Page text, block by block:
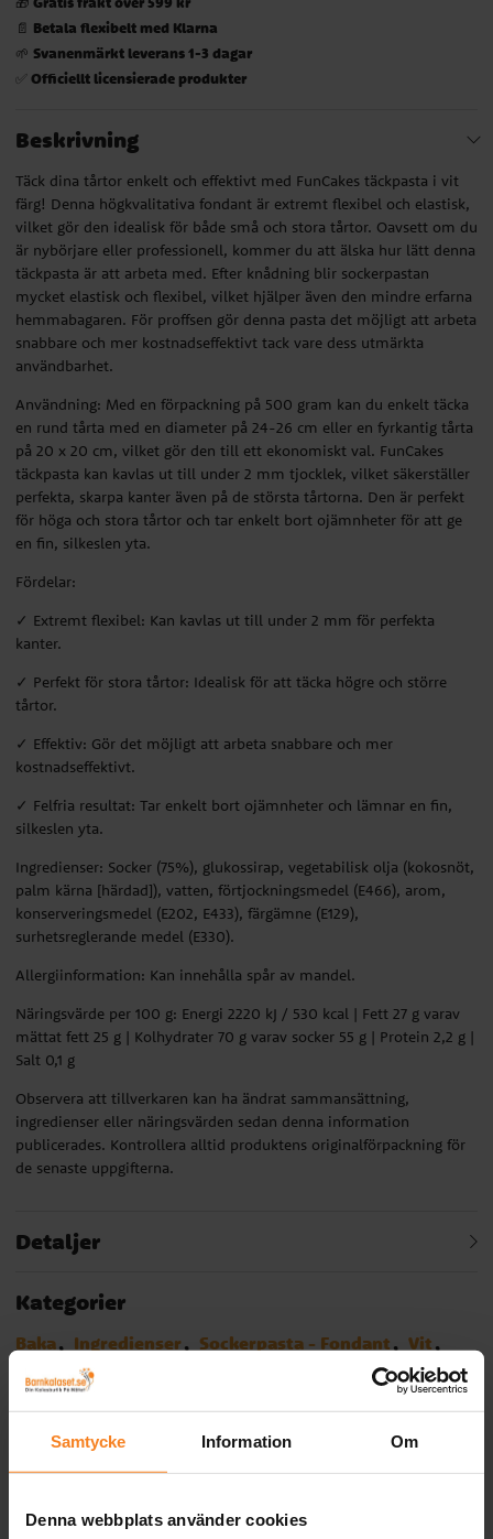
Samtycke Information Om
Denna webbplats använder cookies
📄 Betala flexibelt med Klarna
🌱 Svanenmärkt leverans 1-3 dagar
✅ Officiellt licensierade produkter
Beskrivning
Täck dina tårtor enkelt och effektivt med FunCakes täckpasta i vit
färg! Denna högkvalitativa fondant är extremt flexibel och elastisk,
vilket gör den idealisk för både små och stora tårtor. Oavsett om du
är nybörjare eller professionell, kommer du att älska hur lätt denna
täckpasta är att arbeta med. Efter knådning blir sockerpastan
mycket elastisk och flexibel, vilket hjälper även den mindre erfarna
hemmabagaren. För proffsen gör denna pasta det möjligt att arbeta
snabbare och mer kostnadseffektivt tack vare dess utmärkta
användbarhet.
Användning: Med en förpackning på 500 gram kan du enkelt täcka
en rund tårta med en diameter på 24-26 cm eller en fyrkantig tårta
på 20 x 20 cm, vilket gör den till ett ekonomiskt val. FunCakes
täckpasta kan kavlas ut till under 2 mm tjocklek, vilket säkerställer
perfekta, skarpa kanter även på de största tårtorna. Den är perfekt
för höga och stora tårtor och tar enkelt bort ojämnheter för att ge
en fin, silkeslen yta.
Fördelar:
✓ Extremt flexibel: Kan kavlas ut till under 2 mm för perfekta
kanter.
✓ Perfekt för stora tårtor: Idealisk för att täcka högre och större
tårtor.
✓ Effektiv: Gör det möjligt att arbeta snabbare och mer
kostnadseffektivt.
✓ Felfria resultat: Tar enkelt bort ojämnheter och lämnar en fin,
silkeslen yta.
Ingredienser: Socker (75%), glukossirap, vegetabilisk olja (kokosnöt,
palm kärna [härdad]), vatten, förtjockningsmedel (E466), arom,
konserveringsmedel (E202, E433), färgämne (E129),
surhetsreglerande medel (E330).
Allergiinformation: Kan innehålla spår av mandel.
Näringsvärde per 100 g: Energi 2220 kJ / 530 kcal | Fett 27 g varav
mättat fett 25 g | Kolhydrater 70 g varav socker 55 g | Protein 2,2 g |
Salt 0,1 g
Observera att tillverkaren kan ha ändrat sammansättning,
ingredienser eller näringsvärden sedan denna information
publicerades. Kontrollera alltid produktens originalförpackning för
de senaste uppgifterna.
Detaljer
Kategorier
Baka Ingredienser Sockerpasta - Fondant
Vit
FunCakes
Relaterade produkter